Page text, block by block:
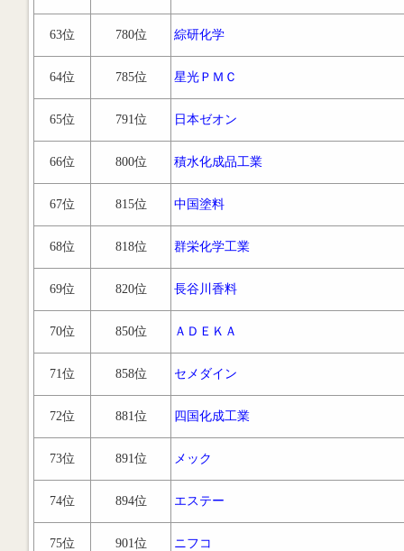
63位 780位 綜研化学
64位 785位 星光ＰＭＣ
65位 791位 日本ゼオン
66位 800位 積水化成品工業
67位 815位 中国塗料
68位 818位 群栄化学工業
69位 820位 長谷川香料
70位 850位 ＡＤＥＫＡ
71位 858位 セメダイン
72位 881位 四国化成工業
73位 891位 メック
74位 894位 エステー
75位 901位 ニフコ